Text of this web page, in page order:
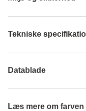
Tekniske
Datablade
Læs mere om farven